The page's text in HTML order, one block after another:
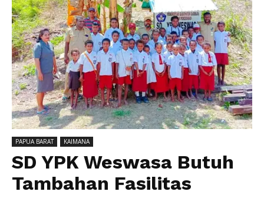
PAPUA BARAT KAIMANA
SD YPK Weswasa Butuh
Tambahan Fasilitas